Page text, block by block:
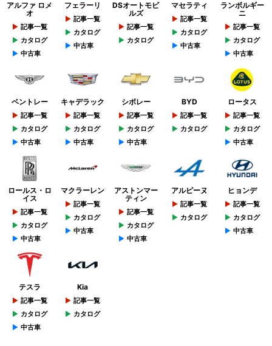
アルファ ロメ
オ
記事一覧
カタログ
中古車
フェラーリ
記事一覧
カタログ
中古車
DSオートモビ
ルズ
記事一覧
カタログ
マセラティ
記事一覧
カタログ
中古車
ランボルギー
ニ
記事一覧
カタログ
中古車
ベントレー
記事一覧
カタログ
中古車
キャデラック
記事一覧
カタログ
中古車
シボレー
記事一覧
カタログ
中古車
BYD
記事一覧
カタログ
ロータス
記事一覧
カタログ
中古車
ロールス・ロ
イス
記事一覧
カタログ
中古車
マクラーレン
記事一覧
カタログ
中古車
アストンマー
ティン
記事一覧
カタログ
中古車
アルピーヌ
記事一覧
カタログ
ヒョンデ
記事一覧
カタログ
中古車
テスラ
記事一覧
カタログ
中古車
Kia
記事一覧
カタログ